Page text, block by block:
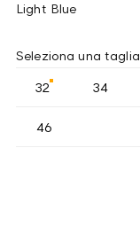
Light Blue
Seleziona una taglia
32 34
46